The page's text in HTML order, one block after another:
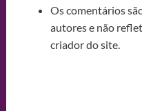
Os comentários
autores e não
criador do site.